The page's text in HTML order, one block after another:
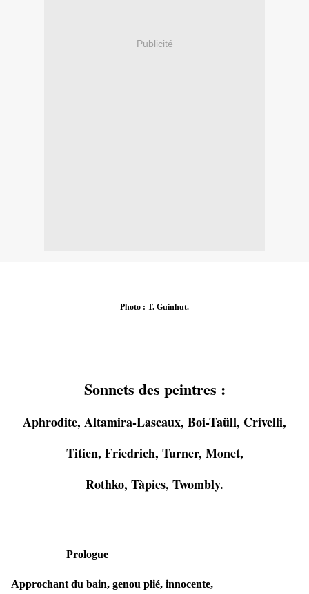
Publicité
Photo : T. Guinhut.
Sonnets des peintres :
Aphrodite, Altamira-Lascaux, Boi-Taüll, Crivelli,
Titien, Friedrich, Turner, Monet,
Rothko, Tàpies, Twombly.
Prologue
Approchant du bain, genou plié, innocente,